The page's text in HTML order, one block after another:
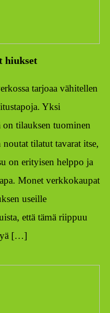
hiukset
tarjoaa vähitellen
Yksi
on tilauksen tuominen
tilatut tavarat itse,
on erityisen helppo ja
Monet verkkokaupat
useille
että tämä riippuu
[…]